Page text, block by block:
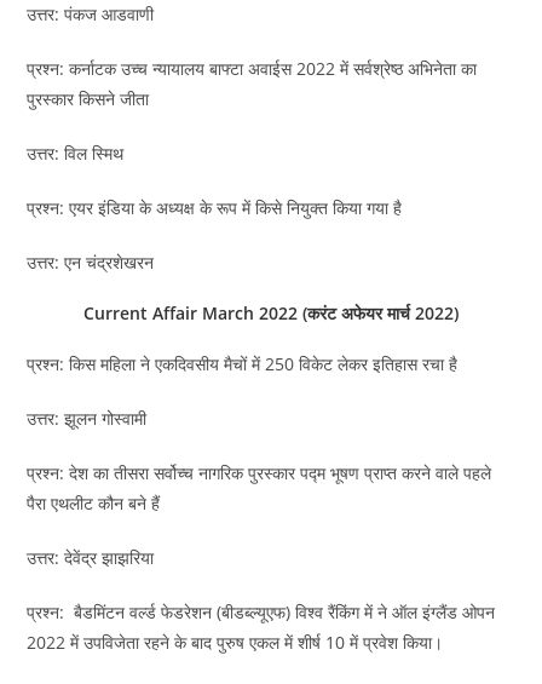
उत्तर: पंकज आडवाणी
प्रश्न: कर्नाटक उच्च न्यायालय बाफ्टा अवाईस 2022 में सर्वश्रेष्ठ अभिनेता का
पुरस्कार किसने जीता
उत्तर: विल स्मिथ
प्रश्न: एयर इंडिया के अध्यक्ष के रूप में किसे नियुक्त किया गया है
उत्तर: एन चंद्रशेखरन
Current Affair March 2022 (करंट अफेयर मार्च 2022)
प्रश्न: किस महिला ने एकदिवसीय मैचों में 250 विकेट लेकर इतिहास रचा है
उत्तर: झूलन गोस्वामी
प्रश्न: देश का तीसरा सर्वोच्च नागरिक पुरस्कार पद्म भूषण प्राप्त करने वाले पहले
पैरा एथलीट कौन बने हैं
उत्तर: देवेंद्र झाझरिया
प्रश्न: बैडमिंटन वर्ल्ड फेडरेशन (बीडब्ल्यूएफ) विश्व रैंकिंग में ने ऑल इंग्लैंड ओपन
2022 में उपविजेता रहने के बाद पुरुष एकल में शीर्ष 10 में प्रवेश किया।